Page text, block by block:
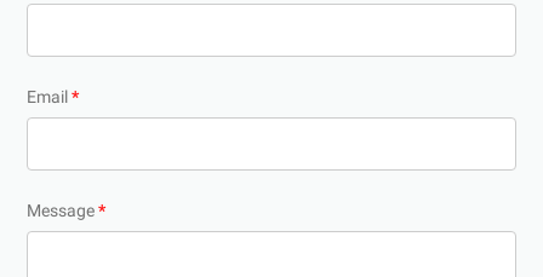
Email *
Message*